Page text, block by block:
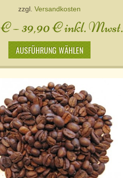
zzgl. Versandkosten
€–39,90€inkl. Mwst.
AUSFÜHRUNG WÄHLEN